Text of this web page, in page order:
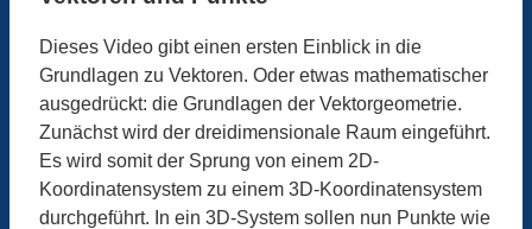
Dieses Video gibt einen ersten Einblick in die
Grundlagen zu Vektoren. Oder etwas mathematischer
ausgedrückt: die Grundlagen der Vektorgeometrie.
Zunächst wird der dreidimensionale Raum eingeführt.
Es wird somit der Sprung von einem 2D-
Koordinatensystem zu einem 3D-Koordinatensystem
durchgeführt. In ein 3D-System sollen nun Punkte wie